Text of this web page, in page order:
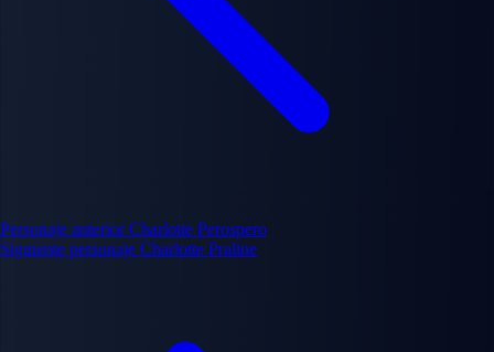
Personaje anterior Charlotte Perospero
Siguiente personaje Charlotte Praline